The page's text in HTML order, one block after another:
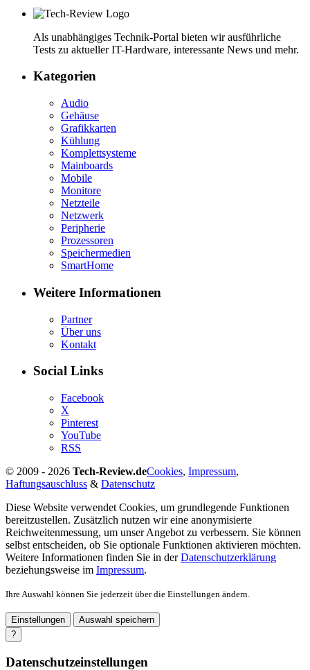
Als unabhängiges Technik-Portal bieten wir ausführliche
Tests zu aktueller IT-Hardware, interessante News und mehr.
Kategorien
Audio
Gehäuse
Grafikkarten
Kühlung
Komplettsysteme
Mainboards
Mobile
Monitore
Netzteile
Netzwerk
Peripherie
Prozessoren
Speichermedien
SmartHome
Weitere Informationen
Partner
Über uns
Kontakt
Social Links
Facebook
X
Pinterest
YouTube
RSS
© 2009 - 2026 Tech-Review.deCookies, Impressum,
Haftungsauschluss & Datenschutz
Diese Website verwendet Cookies, um grundlegende Funktionen
bereitzustellen. Zusätzlich nutzen wir eine anonymisierte
Reichweitenmessung, um unser Angebot zu verbessern. Sie können
selbst entscheiden, ob Sie optionale Funktionen aktivieren möchten.
Weitere Informationen finden Sie in derDatenschutzerklärung
beziehungsweise im Impressum.
Ihre Auswahl können Sie jederzeit über die Einstellungen ändern.
Einstellungen
Auswahl speichern
?
Datenschutzeinstellungen